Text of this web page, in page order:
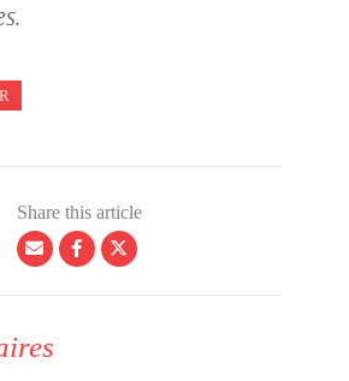
Share this article